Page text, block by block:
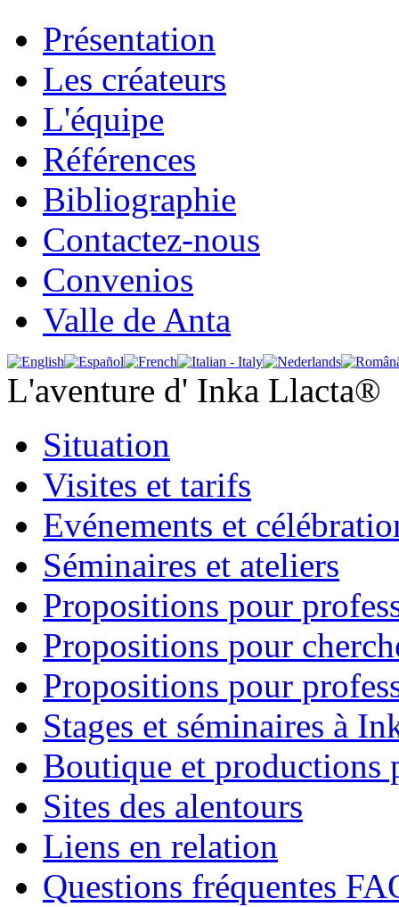
Présentation
Les créateurs
L'équipe
Références
Bibliographie
Contactez-nous
Convenios
Valle de Anta
L'aventure d' Inka Llacta®
Situation
Visites et tarifs
Evénements et
Séminaires et ateliers
Propositions pour
Propositions pour
Propositions pour
Stages et séminaires à
Boutique et productions
Sites des alentours
Liens en relation
Questions fréquentes